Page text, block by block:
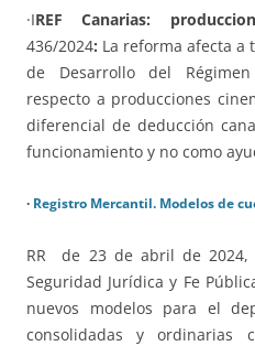
·IREF Canarias:
436/2024: La reforma afecta a
de Desarrollo del
respecto a producciones
diferencial de deducción
funcionamiento y no como
· Registro Mercantil. Modelos de
RR de 23 de abril de 2024,
Seguridad Jurídica y Fe
nuevos modelos para el
consolidadas y ordinarias